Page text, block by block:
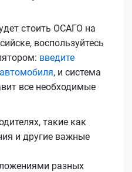
стоить ОСАГО на
воспользуйтесь
введите
, и система
все необходимые
такие как
и другие важные
разных